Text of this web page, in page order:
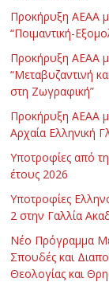
Προκήρυξη ΑΕΑΑ
“Ποιμαντική-
Προκήρυξη ΑΕΑΑ
“Μεταβυζαντινή
στη Ζωγραφική”
Προκήρυξη ΑΕΑΑ
Αρχαία Ελληνική
Υποτροφίες από
έτους 2026
Υποτροφίες
2 στην Γαλλία
Νέο Πρόγραμμα
Σπουδές και
Θεολογίας και